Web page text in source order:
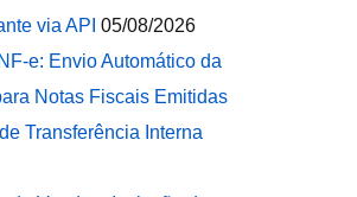
via API 05/08/2026
e: Envio Automático da
Notas Fiscais Emitidas
Transferência Interna